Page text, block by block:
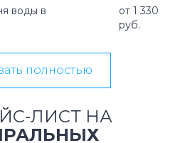
воды в
от 1 330
руб.
полностью
ЛИСТ НА